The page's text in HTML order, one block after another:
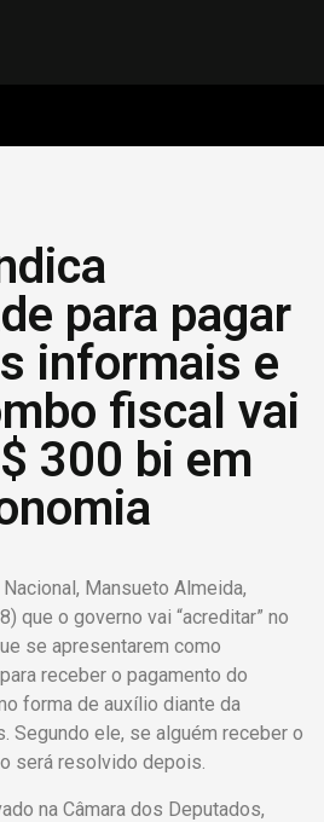
para pagar
informais e
fiscal vai
300 bi em
Mansueto Almeida,
que o governo vai “acreditar” no
se apresentarem como
receber o pagamento do
forma de auxílio diante da
Segundo ele, se alguém receber o
será resolvido depois.
na Câmara dos Deputados,